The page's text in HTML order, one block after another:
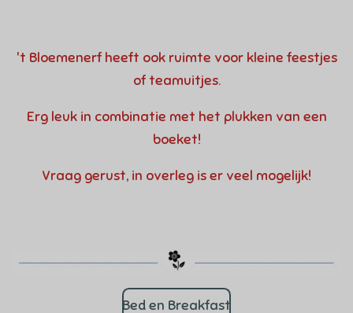
't Bloemenerf heeft ook ruimte voor kleine feestjes
of teamuitjes.
Erg leuk in combinatie met het plukken van een
boeket!
Vraag gerust, in overleg is er veel mogelijk!
Bed en Breakfast